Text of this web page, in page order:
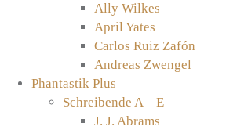
Ally Wilkes
April Yates
Carlos Ruiz Zafón
Andreas Zwengel
Phantastik Plus
Schreibende A – E
J. J. Abrams